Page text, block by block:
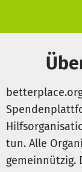
=>
einen
soziale
Besuche unsere
Schau mal auf
tun. Alle
gemeinnützig.